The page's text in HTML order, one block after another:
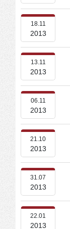
18.11
2013
13.11
2013
06.11
2013
21.10
2013
31.07
2013
22.01
2013